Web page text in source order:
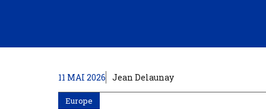
11 MAI 2026 Jean Delaunay
Europe